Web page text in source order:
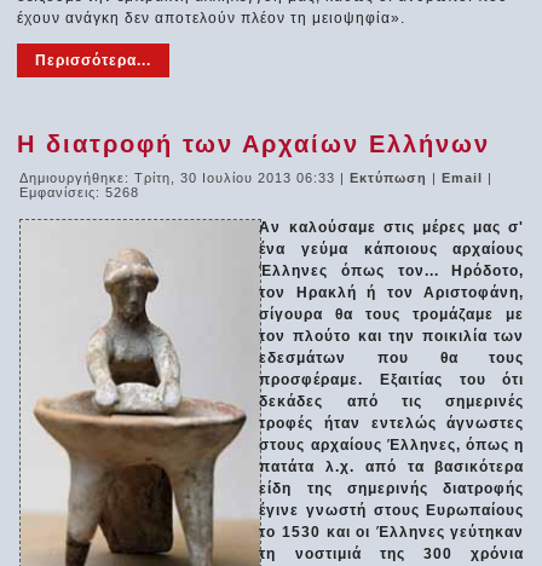
έχουν ανάγκη δεν αποτελούν πλέον τη μειοψηφία».
Περισσότερα...
Η διατροφή των Αρχαίων Ελλήνων
Δημιουργήθηκε: Τρίτη, 30 Ιουλίου 2013 06:33 Εκτύπωση Email
Εμφανίσεις: 5268
Αν καλούσαμε στις μέρες μας σ'
ένα γεύμα κάποιους αρχαίους
Έλληνες όπως τον... Ηρόδοτο,
τον Ηρακλή ή τον Αριστοφάνη,
σίγουρα θα τους τρομάζαμε με
τον πλούτο και την ποικιλία των
εδεσμάτων που θα τους
προσφέραμε. Εξαιτίας του ότι
δεκάδες από τις σημερινές
τροφές ήταν εντελώς άγνωστες
στους αρχαίους Έλληνες, όπως η
πατάτα λ.χ. από τα βασικότερα
είδη της σημερινής διατροφής
έγινε γνωστή στους Ευρωπαίους
το 1530 και οι Έλληνες γεύτηκαν
τη νοστιμιά της 300 χρόνια